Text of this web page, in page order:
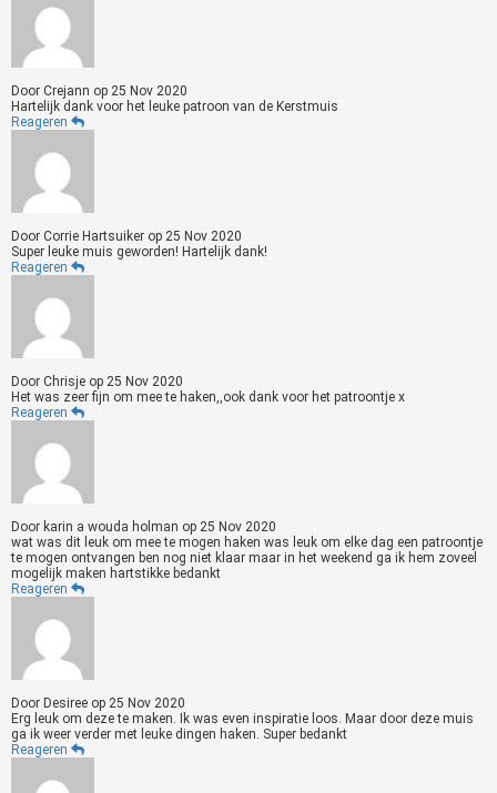
Door Crejann op 25 Nov 2020
Hartelijk dank voor het leuke patroon van de Kerstmuis
Reageren
Door Corrie Hartsuiker op 25 Nov 2020
Super leuke muis geworden! Hartelijk dank!
Reageren
Door Chrisje op 25 Nov 2020
Het was zeer fijn om mee te haken,,ook dank voor het patroontje x
Reageren
Door karin a wouda holman op 25 Nov 2020
wat was dit leuk om mee te mogen haken was leuk om elke dag een patroontje
te mogen ontvangen ben nog niet klaar maar in het weekend ga ik hem zoveel
mogelijk maken hartstikke bedankt
Reageren
Door Desiree op 25 Nov 2020
Erg leuk om deze te maken. Ik was even inspiratie loos. Maar door deze muis
ga ik weer verder met leuke dingen haken. Super bedankt
Reageren